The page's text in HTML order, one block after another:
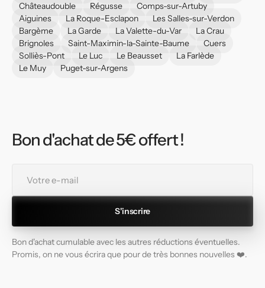
Châteaudouble
Régusse
Comps-sur-Artuby
Aiguines
La Roque-Esclapon
Les Salles-sur-Verdon
Bargème
La Garde La Valette-du-Var
La Crau
Brignoles
Saint-Maximin-la-Sainte-Baume
Cuers
Solliès-Pont
Le Luc Le Beausset
La Farlède
Le Muy
Puget-sur-Argens
Bon d'achat de 5€ offert !
mail
S'inscrire
Bon d'achat cumulable avec les autres réductions éventuelles.
Promis, on ne vous écrira que pour de très bonnes nouvelles ❤️.